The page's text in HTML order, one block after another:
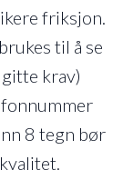
friksjon.
til å se
krav)
8 tegn bør